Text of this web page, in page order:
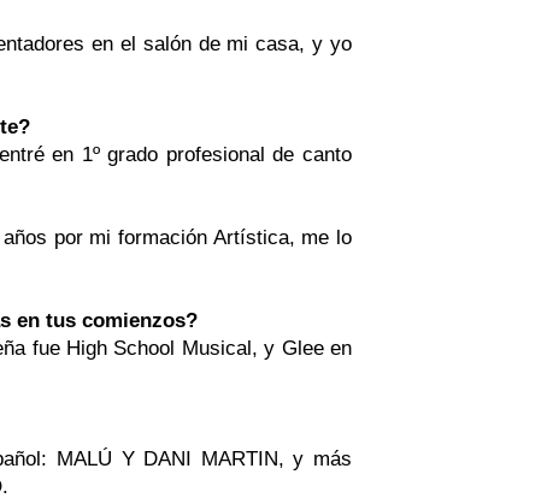
en el salón de mi casa, y yo
en 1º grado profesional de canto
por mi formación Artística, me lo
en tus comienzos?
fue High School Musical, y Glee en
MALÚ Y DANI MARTIN, y más